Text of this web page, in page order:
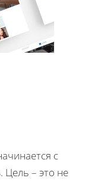
с
. Цель – это не